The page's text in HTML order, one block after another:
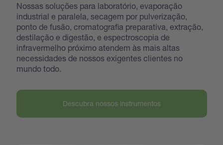
Nossas soluções para laboratório, evaporação
industrial e paralela, secagem por pulverização,
ponto de fusão, cromatografia preparativa, extração,
destilação e digestão, e espectroscopia de
infravermelho próximo atendem às mais altas
necessidades de nossos exigentes clientes no
mundo todo.
Descubra nossos instrumentos